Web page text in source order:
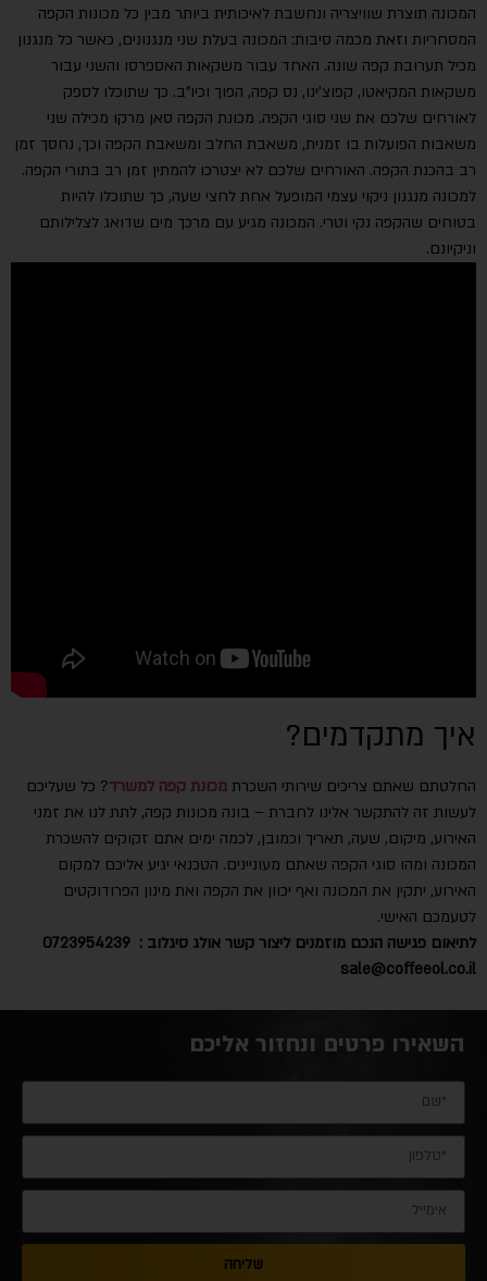
המכונה תוצרת שוויצריה ונחשבת לאיכותית ביותר מבין כל מכונות הקפה
המסחריות וזאת מכמה סיבות: המכונה בעלת שני מנגנונים, כאשר כל מנגנון
מכיל תערובת קפה שונה. האחד עבור משקאות האספרסו והשני עבור
משקאות המקיאטו, קפוצ’ינו, נס קפה, הפוך וכיו”ב. כך שתוכלו לספק
לאורחים שלכם את שני סוגי הקפה. מכונת הקפה סאן מרקו מכילה שני
משאבות הפועלות בו זמנית, משאבת החלב ומשאבת הקפה וכך, נחסך זמן
רב בהכנת הקפה. האורחים שלכם לא יצטרכו להמתין זמן רב בתורי הקפה.
למכונה מנגנון ניקוי עצמי המופעל אחת לחצי שעה, כך שתוכלו להיות
בטוחים שהקפה נקי וטרי. המכונה מגיע עם מרכך מים שדואג לצלילותם
וניקיונם.
איך מתקדמים?
החלטתם שאתם צריכים שירותי השכרת מכונת קפה למשרד? כל שעליכם
לעשות זה להתקשר אלינו לחברת – בונה מכונות קפה, לתת לנו את זמני
האירוע, מיקום, שעה, תאריך וכמובן, לכמה ימים אתם זקוקים להשכרת
המכונה ומהו סוגי הקפה שאתם מעוניינים. הטכנאי יגיע אליכם למקום
האירוע, יתקין את המכונה ואף יכוון את הקפה ואת מינון הפרודוקטים
לטעמכם האישי.
לתיאום פגישה הנכם מוזמנים ליצור קשר אולג סיגלוב : 0723954239
sale@coffeeol.co.il
השאירו פרטים ונחזור אליכם
שליחה